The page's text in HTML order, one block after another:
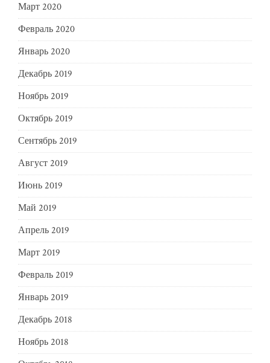
Март 2020
Февраль 2020
Январь 2020
Декабрь 2019
Ноябрь 2019
Октябрь 2019
Сентябрь 2019
Август 2019
Июнь 2019
Май 2019
Апрель 2019
Март 2019
Февраль 2019
Январь 2019
Декабрь 2018
Ноябрь 2018